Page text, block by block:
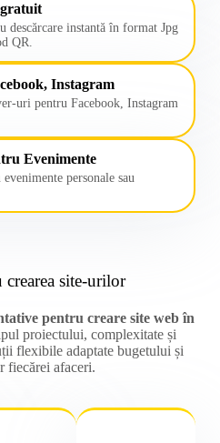
descărcare instantă în format Jpg
QR.
Instagram
uri pentru Facebook, Instagram
Evenimente
personale sau
site-urilor
pentru creare site web în
proiectului, complexitate și
flexibile adaptate bugetului și
fiecărei afaceri.